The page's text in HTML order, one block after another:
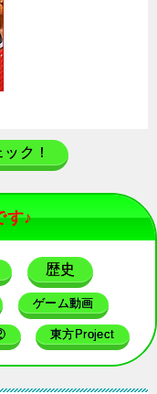
ク！
す♪
歴史
ゲーム動画
東方Project